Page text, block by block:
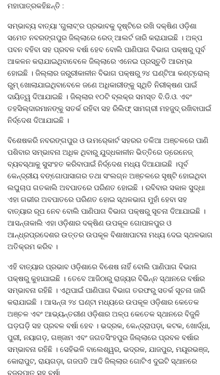
ମହାପାତ୍ରକହିଛନ୍ତି :
ସମ୍ଭାବ୍ୟ ବାତ୍ୟା ‘ଗୁଲାବ୍‍’ର ପ୍ରଭାବକୁ ଦୃଷ୍ଟିରେ ରଖି ଦକ୍ଷିଣ ଓଡ଼ିଶା
ସମେତ ନବରଙ୍ଗପୁର ଜିଲ୍ଲାରେ ରେଡ୍‍ ଆଲର୍ଟ ଜାରି କରାଯାଇଛି । ଅଳ୍ପ
ପବନ ବହିବା ସହ ପ୍ରବଳ ବର୍ଷା ହେବ ବୋଲି ପାଣିପାଗ ବିଭାଗ ପକ୍ଷରୁ ପୂର୍ବ
ଆକଳନ କରାଯାଇଥିବାବେଳେ ଜିଲ୍ଲାରେ ଏନେଇ ପ୍ରସ୍ତୁତି ଆରମ୍ଭ
ହୋଇଛି । ଜିଲ୍ଲାର ଜରୁରୀକାଳୀନ ବିଭାଗ ପକ୍ଷରୁ ୨୪ ଘଣ୍ଟିଆ କଣ୍ଟ୍ରୋଲ୍‍
ରୁମ୍‍ ଖୋଲାଯାଇଥିବାବେଳେ ଜଣେ ଅଧିକାରୀଙ୍କୁ ସ୍ଥିତି ନିରୀକ୍ଷଣ ପାଇଁ
ଦାୟିତ୍ୱ ଦିଆଯାଇଛି । ଜିଲ୍ଲାର ୧୦ଟି ବ୍ଲକ୍‍ର ସମସ୍ତ ବି.ଡି.ଓ. ଏବଂ
ତହସିଲ୍‍ଦାରମାନଙ୍କୁ ସତର୍କ ରହିବା ସହ ରିଲିଫ୍‍ ସାମଗ୍ରୀ ମହଜୁଦ୍‍ ରଖିବାପାଇଁ
ନିର୍ଦ୍ଦେଶ ଦିଆଯାଇଛି ।
ବିଶେଷକରି ନବରଙ୍ଗପୁର ଓ ଉମର୍‍କୋର୍ଟ ସହରର ତଳିଆ ଅଞ୍ଚଳରେ ପାଣି
ପଶିବାର ସମ୍ଭାବନା ଅଧିକ ଥିବାରୁ ଯୁଦ୍ଧକାଳୀନ ଭିତ୍ତିରେ ଡ୍ରେନେଜ୍‍
ବ୍ୟବସ୍ଥାକୁ ସୁସଂହତ କରିବାପାଇଁ ନିର୍ଦ୍ଦେଶ ମଧ୍ୟ ଦିଆଯାଇଛି ।ପୂର୍ବ
କେନ୍ଦ୍ରୀୟ ବଙ୍ଗୋପାସାଗର ତଥା ସଂଲଗ୍ନ ଅଞ୍ଚଳରେ ସୃଷ୍ଟି ହୋଇଥିବା
ଲଘୁଚାପ ଗତକାଲି ଅବପାତରେ ପରିଣତ ହୋଇଛି । ରବିବାର ସକାଳ ସୁଦ୍ଧା
ଏହା ଗଭୀର ଅବପାତରେ ପରିଣତ ହୋଇ ସ୍ଥଳଭାଗ ମୁହାଁ ହେବା ସହ
ବାତ୍ୟାର ରୂପ ନେବ ବୋଲି ପାଣିପାଗ ବିଭାଗ ପକ୍ଷରୁ ସୂଚନା ଦିଆଯାଇଛି ।
ଆସନ୍ତାକାଲି ଏହା ଓଡ଼ିଶାର ଦକ୍ଷିଣ ଉପକୂଳ ଗୋପାଳପୁର ଓ
ଆନ୍ଧ୍ରପ୍ରଦେଶର ଉତ୍ତର ଉପକୂଳ ବିଶାଖାପାଟନା ମଧ୍ୟ ଦେଇ ସ୍ଥଳଭାଗ
ଅତିକ୍ରମ କରିବ ।
ଏହି ବାତ୍ୟାର ପ୍ରଭାବ ଓଡ଼ିଶାରେ ବିଶେଷ ନାହିଁ ବୋଲି ପାଣିପାଗ ବିଭାଗ
ପକ୍ଷରୁ କୁହାଯାଇଛି । ତେବେ ଆଜିଠାରୁ ରାଜ୍ୟର ବିଭିନ୍ନ ସ୍ଥାନରେ ବର୍ଷାର
ସମ୍ଭାବନା ରହିଛି । ଏଥିପାଇଁ ପାଣିପାଗ ବିଭାଗ ତରଫରୁ ସତର୍କ ସୂଚନା ଜାରି
କରାଯାଇଛି । ଆସନ୍ତା ୨୪ ଘଣ୍ଟା ମଧ୍ୟରେ ଉପକୂଳ ଓଡ଼ିଶାର କେତେକ
ଅଞ୍ଚଳ ଏବଂ ଆଭ୍ୟନ୍ତରୀଣ ଓଡ଼ିଶାର ଅଳ୍ପ କେତେକ ସ୍ଥାନରେ ବିଜୁଳି
ଘଡ଼ଘଡ଼ି ସହ ପ୍ରବଳ ବର୍ଷା ହେବ । ଭଦ୍ରକ, କେନ୍ଦ୍ରାପଡ଼ା, କଟକ, ଖୋର୍ଦ୍ଧା,
ପୁରୀ, ନୟାଗଡ଼, ଗଞ୍ଜାମ ଏବଂ ଜଗତସିଂହପୁର ଜିଲ୍ଲାରେ ପ୍ରବଳ ବର୍ଷାର
ସମ୍ଭାବନା ରହିଛି । ସେହିଭଳି ବାଲେଶ୍ୱର, ଭଦ୍ରକ, ଯାଜପୁର, ମୟୂରଭଞ୍ଜ,
କୋରାପୁଟ, ରାୟଗଡ଼ା, ଗଜପତି ଆଦି ଜିଲ୍ଲାର ଗୋଟିଏ ଦୁଇଟି ସ୍ଥାନରେ
ବଜ୍ରପାତ ସହ ବର୍ଷା